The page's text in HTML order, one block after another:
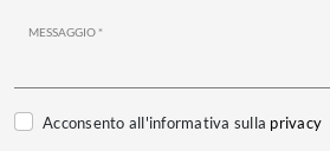
Acconsento all'informativa sulla privacy